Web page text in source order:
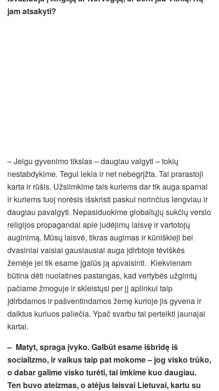
jam atsakyti?
– Jeigu gyvenimo tikslas – daugiau valgyti – tokių
nestabdykime. Tegul lekia ir net nebegrįžta. Tai prarastoji
karta ir rūšis. Užsiimkime tais kuriems dar tik auga sparnai
ir kuriems tuoj norėsis išskristi paskui norinčius lengviau ir
daugiau pavalgyti. Nepasiduokime globaliųjų sukčių verslo
religijos propagandai apie judėjimų laisvę ir vartotojų
auginimą. Mūsų laisvė, tikras augimas ir kūniškieji bei
dvasiniai vaisiai gausiausiai auga įdirbtoje tėviškės
žemėje jei tik esame įgalūs ją apvaisinti. Kiekvienam
būtina dėti nuolatines pastangas, kad vertybės užgimtų
pačiame žmoguje ir skleistųsi per jį aplinkui taip
įdirbdamos ir pašventindamos žemę kurioje jis gyvena ir
daiktus kuriuos paliečia. Ypač svarbu tai perteikti jaunajai
kartai.
– Matyt, spraga įvyko. Galbūt esame išbridę iš
socializmo, ir vaikus taip pat mokome – jog visko trūko,
o dabar galime visko turėti, tai imkime kuo daugiau.
Ten buvo ateizmas, o atėjus laisvai Lietuvai, kartu su